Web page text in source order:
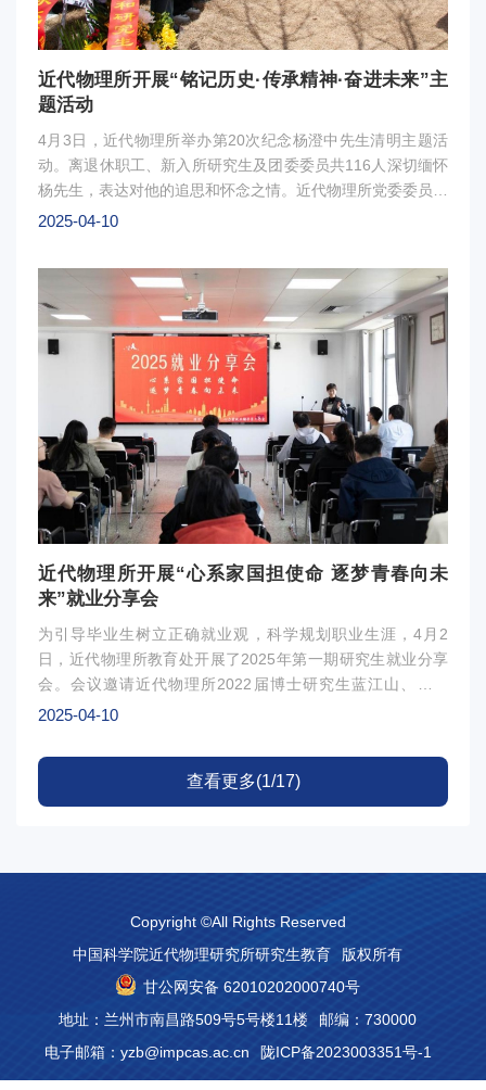
近代物理所开展“铭记历史·传承精神·奋进未来”主
题活动
4月3日，近代物理所举办第20次纪念杨澄中先生清明主题活
动。离退休职工、新入所研究生及团委委员共116人深切缅怀
杨先生，表达对他的追思和怀念之情。近代物理所党委委员、
纪委书记宋华龙带领研究生及职工代表向位于CSR展厅的杨
道的铺路人——深情怀念杨澄中先生》主题报告，回顾了杨先
生矢志报国、无私奉献的感人事迹。墓园祭扫时，离退休职工
代表侯明东研究员分享了与杨先生共事的亲身经历和深刻感
受。研究生们也表示将以科学家精神为引领，强化使命担当，
积极投身重大科技攻关任务，为祖国核科学事业贡献力量。图
1：敬献花篮仪式图2：老一辈科学家作专题报告图3：杨澄中
夫妇墓园祭扫
2025-04-10
近代物理所开展“心系家国担使命 逐梦青春向未
来”就业分享会
为引导毕业生树立正确就业观，科学规划职业生涯，4月2
日，近代物理所教育处开展了2025年第一期研究生就业分享
会。会议邀请近代物理所2022届博士研究生蓝江山、张洪
林，2025届硕士毕业生詹荣霖分别就高效申请国内外博士
在学研究生进行了交流，就大家提出的相关问题进行了热烈讨
论。近代物理所为坚定毕业生科技报国的信念，帮助毕业生精
准把握就业机遇，在充分了解研究生就业需求的基础上，将陆
2025-04-10
查看更多(1/17)
Copyright ©All Rights Reserved
中国科学院近代物理研究所研究生教育
版权所有
甘公网安备 62010202000740号
地址：兰州市南昌路509号5号楼11楼
邮编：730000
电子邮箱：yzb@impcas.ac.cn
陇ICP备2023003351号-1